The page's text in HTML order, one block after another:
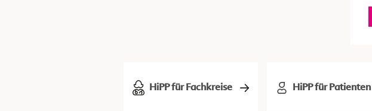
HiPP für Fachkreise HiPP für Patienten